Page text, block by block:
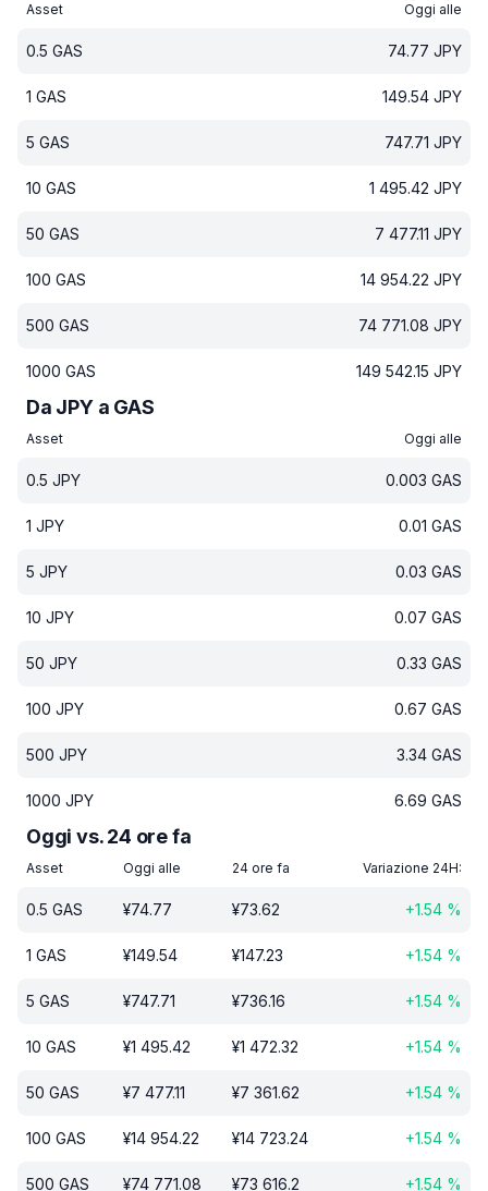
Asset Oggi alle
0.5 GAS 74.77 JPY
1 GAS 149.54 JPY
5 GAS 747.71 JPY
10 GAS 1 495.42 JPY
50 GAS 7 477.11 JPY
100 GAS 14 954.22 JPY
500 GAS 74 771.08 JPY
1000 GAS 149 542.15 JPY
Da JPY a GAS
Asset Oggi alle
0.5 JPY 0.003 GAS
1 JPY 0.01 GAS
5 JPY 0.03 GAS
10 JPY 0.07 GAS
50 JPY 0.33 GAS
100 JPY 0.67 GAS
500 JPY 3.34 GAS
1000 JPY 6.69 GAS
Oggi vs. 24 ore fa
Asset Oggi alle 24 ore fa Variazione 24H:
0.5 GAS ¥74.77 ¥73.62 +1.54 %
1 GAS ¥149.54 ¥147.23 +1.54 %
5 GAS ¥747.71 ¥736.16 +1.54 %
10 GAS ¥1 495.42 ¥1 472.32 +1.54 %
50 GAS ¥7 477.11 ¥7 361.62 +1.54 %
100 GAS ¥14 954.22 ¥14 723.24 +1.54 %
500 GAS ¥74 771.08 ¥73 616.2 +1.54 %